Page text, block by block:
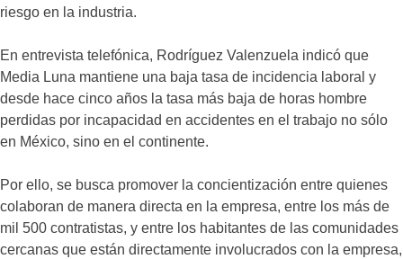
riesgo en la industria.
En entrevista telefónica, Rodríguez Valenzuela indicó que
Media Luna mantiene una baja tasa de incidencia laboral y
desde hace cinco años la tasa más baja de horas hombre
perdidas por incapacidad en accidentes en el trabajo no sólo
en México, sino en el continente.
Por ello, se busca promover la concientización entre quienes
colaboran de manera directa en la empresa, entre los más de
mil 500 contratistas, y entre los habitantes de las comunidades
cercanas que están directamente involucrados con la empresa,